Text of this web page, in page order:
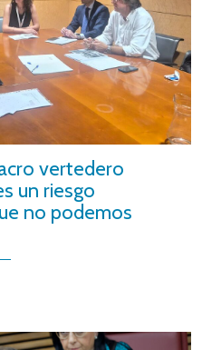
vertedero
un riesgo
no podemos